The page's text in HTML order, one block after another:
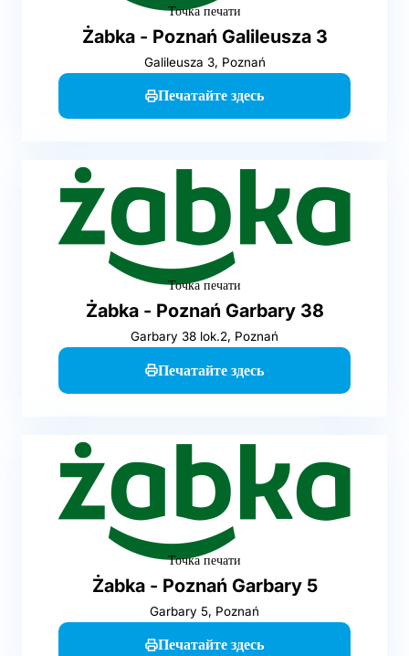
Точка печати
Żabka - Poznań Galileusza 3
Galileusza 3, Poznań
Печатайте здесь
Точка печати
Żabka - Poznań Garbary 38
Garbary 38 lok.2, Poznań
Печатайте здесь
Точка печати
Żabka - Poznań Garbary 5
Garbary 5, Poznań
Печатайте здесь